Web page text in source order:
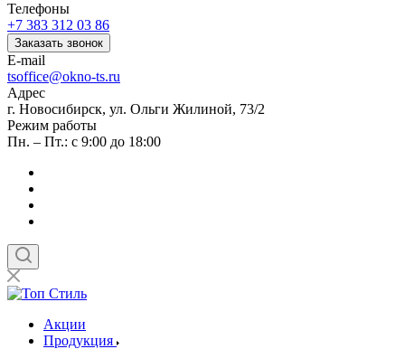
Телефоны
+7 383 312 03 86
Заказать звонок
E-mail
tsoffice@okno-ts.ru
Адрес
г. Новосибирск, ул. Ольги Жилиной, 73/2
Режим работы
Пн. – Пт.: с 9:00 до 18:00
Акции
Продукция